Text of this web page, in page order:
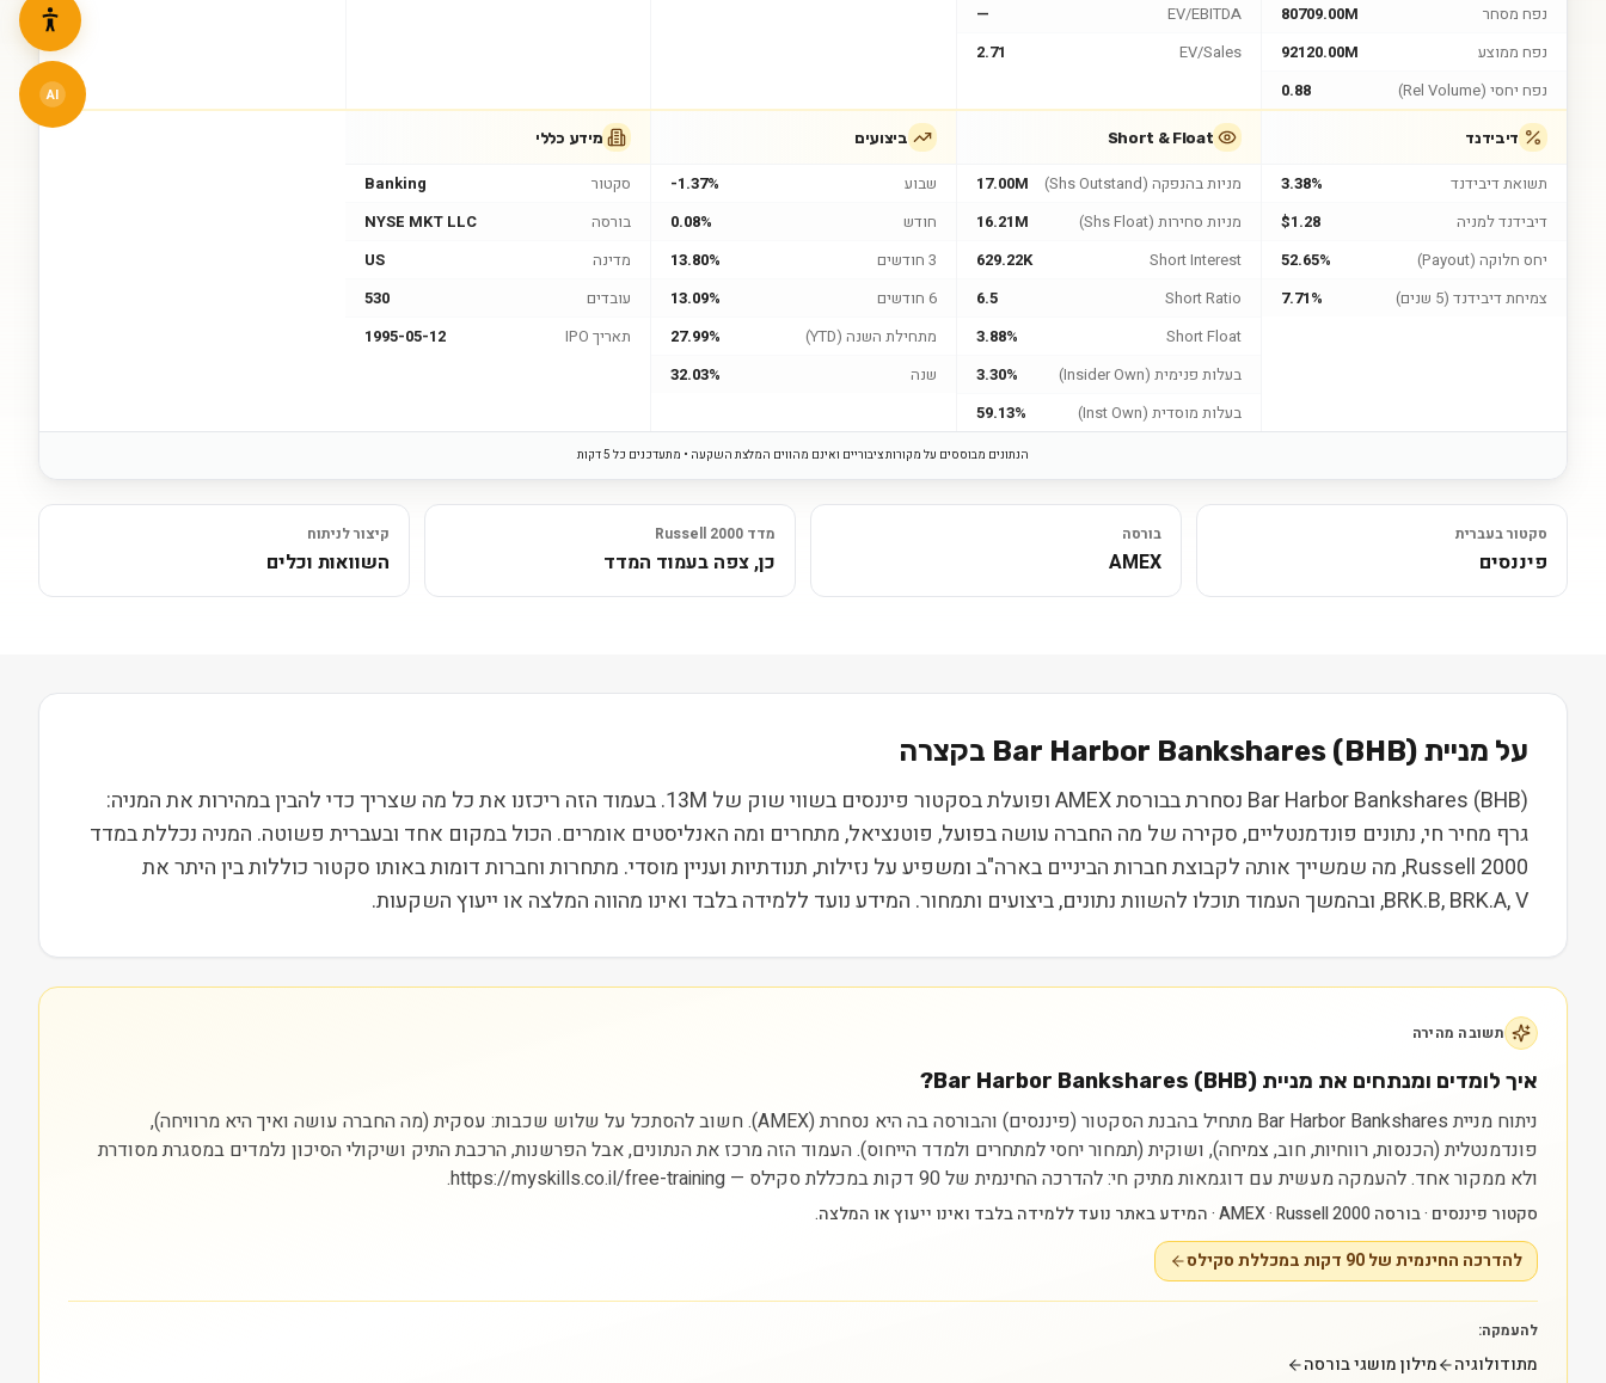
נפח מסחר
80709.00M
נפח ממוצע
92120.00M
נפח יחסי (Rel Volume)
0.88
EV/EBITDA
—
EV/Sales
2.71
דיבידנד
תשואת דיבידנד
3.38%
דיבידנד למניה
$1.28
יחס חלוקה (Payout)
52.65%
צמיחת דיבידנד (5 שנים)
7.71%
Short & Float
מניות בהנפקה (Shs Outstand)
17.00M
מניות סחירות (Shs Float)
16.21M
Short Interest
629.22K
Short Ratio
6.5
Short Float
3.88%
בעלות פנימית (Insider Own)
3.30%
בעלות מוסדית (Inst Own)
59.13%
ביצועים
שבוע
-1.37%
חודש
0.08%
3 חודשים
13.80%
6 חודשים
13.09%
מתחילת השנה (YTD)
27.99%
שנה
32.03%
מידע כללי
סקטור
Banking
בורסה
NYSE MKT LLC
מדינה
US
עובדים
530
תאריך IPO
1995-05-12
הנתונים מבוססים על מקורות ציבוריים ואינם מהווים המלצת השקעה • מתעדכנים כל 5 דקות
סקטור בעברית
פיננסים
בורסה
AMEX
מדד Russell 2000
כן, צפה בעמוד המדד
קיצור לניתוח
השוואות וכלים
על מניית Bar Harbor Bankshares (BHB) בקצרה
Bar Harbor Bankshares (BHB) נסחרת בבורסת AMEX ופועלת בסקטור פיננסים בשווי שוק של 13M. בעמוד הזה ריכזנו את כל מה שצריך כדי להבין במהירות את המניה:
גרף מחיר חי, נתונים פונדמנטליים, סקירה של מה החברה עושה בפועל, פוטנציאל, מתחרים ומה האנליסטים אומרים. הכול במקום אחד ובעברית פשוטה. המניה נכללת במדד
Russell 2000, מה שמשייך אותה לקבוצת חברות הביניים בארה"ב ומשפיע על נזילות, תנודתיות ועניין מוסדי. מתחרות וחברות דומות באותו סקטור כוללות בין היתר את
BRK.B, BRK.A, V, ובהמשך העמוד תוכלו להשוות נתונים, ביצועים ותמחור. המידע נועד ללמידה בלבד ואינו מהווה המלצה או ייעוץ השקעות.
תשובה מהירה
איך לומדים ומנתחים את מניית Bar Harbor Bankshares (BHB)?
ניתוח מניית Bar Harbor Bankshares מתחיל בהבנת הסקטור (פיננסים) והבורסה בה היא נסחרת (AMEX). חשוב להסתכל על שלוש שכבות: עסקית (מה החברה עושה ואיך היא מרוויחה),
פונדמנטלית (הכנסות, רווחיות, חוב, צמיחה), ושוקית (תמחור יחסי למתחרים ולמדד הייחוס). העמוד הזה מרכז את הנתונים, אבל הפרשנות, הרכבת התיק ושיקולי הסיכון נלמדים במסגרת מסודרת
ולא ממקור אחד.להעמקה מעשית עם דוגמאות מתיק חי: להדרכה החינמית של 90 דקות במכללת סקילס — https://myskills.co.il/free-training.
סקטור פיננסים · בורסה AMEX · Russell 2000 · המידע באתר נועד ללמידה בלבד ואינו ייעוץ או המלצה.
להדרכה החינמית של 90 דקות במכללת סקילס
להעמקה:
מתודולוגיה מילון מושגי בורסה
AI